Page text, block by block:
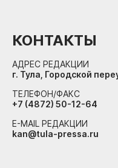
КОНТАКТЫ
АДРЕС РЕДАКЦИИ
г. Тула, Городской
ТЕЛЕФОН/ФАКС
+7 (4872) 50-12-64
E-MAIL РЕДАКЦИИ
kan@tula-pressa.ru